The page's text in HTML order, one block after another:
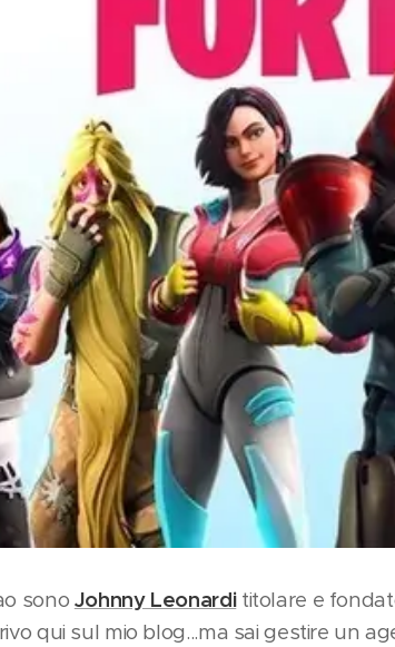
sono Johnny Leonardi titolare e
qui sul mio blog...ma sai gestire un